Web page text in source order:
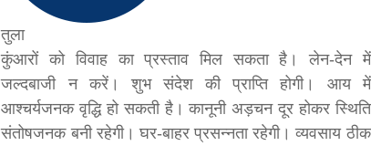
तुला
कुंआरों को विवाह का प्रस्ताव मिल सकता है। लेन-देन में
जल्दबाजी न करें। शुभ संदेश की प्राप्ति होगी। आय में
आश्चर्यजनक वृद्धि हो सकती है। कानूनी अड़चन दूर होकर स्थिति
संतोषजनक बनी रहेगी। घर-बाहर प्रसन्नता रहेगी। व्यवसाय ठीक